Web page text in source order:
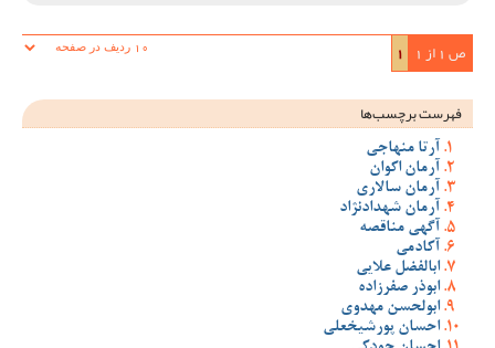
ص 1 از 1 1
فهرست برچسب‌ها
آرتا منهاجی
آرمان اکوان
آرمان سالاری
آرمان شهدادنژاد
آگهی مناقصه
آکادمی
ابالفضل علایی
ابوذر صفرزاده
ابولحسن مهدوی
احسان پورشیخعلی